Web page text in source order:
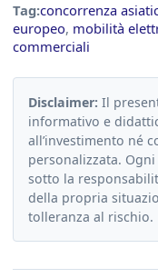
Tag:concorrenza
europeo, mobilità
commerciali
Disclaimer: Il
informativo e
all’investimento né
personalizzata.
sotto la
della propria
tolleranza al rischio.